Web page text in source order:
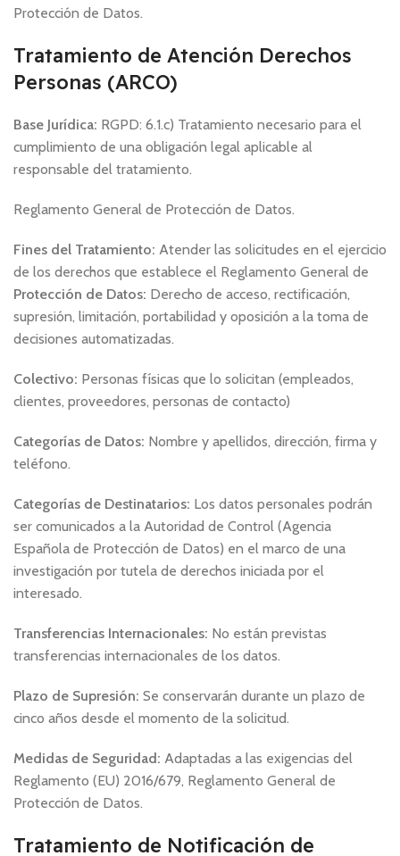
Protección de Datos.
Tratamiento de Atención Derechos
Personas (ARCO)
Base Jurídica: RGPD: 6.1.c) Tratamiento necesario para el
cumplimiento de una obligación legal aplicable al
responsable del tratamiento.
Reglamento General de Protección de Datos.
Fines del Tratamiento: Atender las solicitudes en el ejercicio
de los derechos que establece el Reglamento General de
Protección de Datos: Derecho de acceso, rectificación,
supresión, limitación, portabilidad y oposición a la toma de
decisiones automatizadas.
Colectivo: Personas físicas que lo solicitan (empleados,
clientes, proveedores, personas de contacto)
Categorías de Datos: Nombre y apellidos, dirección, firma y
teléfono.
Categorías de Destinatarios: Los datos personales podrán
ser comunicados a la Autoridad de Control (Agencia
Española de Protección de Datos) en el marco de una
investigación por tutela de derechos iniciada por el
interesado.
Transferencias Internacionales: No están previstas
transferencias internacionales de los datos.
Plazo de Supresión: Se conservarán durante un plazo de
cinco años desde el momento de la solicitud.
Medidas de Seguridad: Adaptadas a las exigencias del
Reglamento (EU) 2016/679, Reglamento General de
Protección de Datos.
Tratamiento de Notificación de